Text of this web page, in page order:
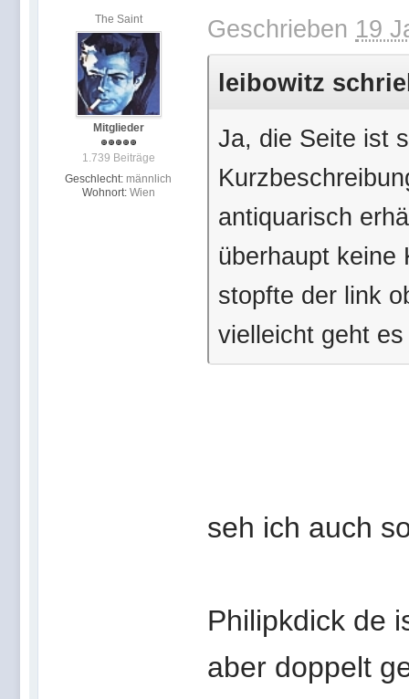
The Saint
Mitglieder
1.739 Beiträge
Geschlecht: männlich
Wohnort: Wien
Geschrieben 19
leibowitz
Ja, die Seite ist
antiquarisch
überhaupt keine
stopfte der link
vielleicht geht
seh ich auch
Philipkdick de
aber doppelt